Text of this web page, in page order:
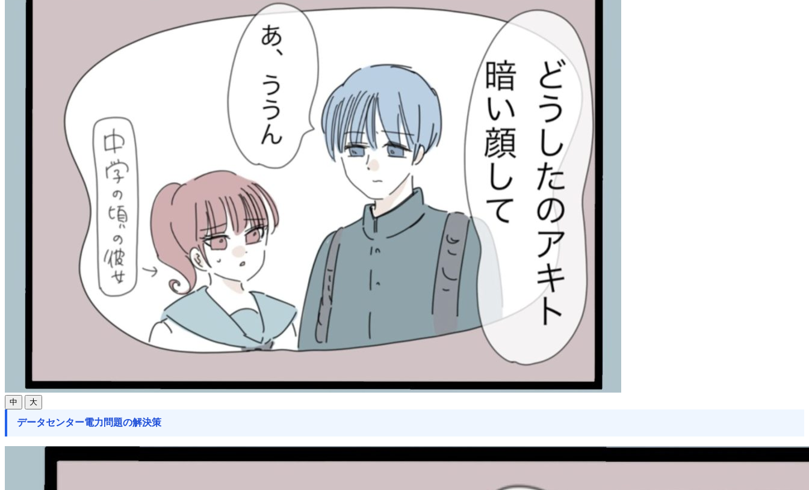
中 大
データセンター電力問題の解決策